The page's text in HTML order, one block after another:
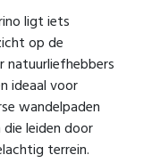
ligt iets
op de
natuurliefhebbers
ideaal voor
wandelpaden
die leiden door
terrein.